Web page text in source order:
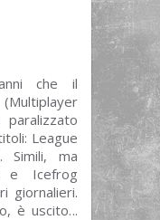
che il
League
Simili, ma
e Icefrog
giornalieri.
è uscito...